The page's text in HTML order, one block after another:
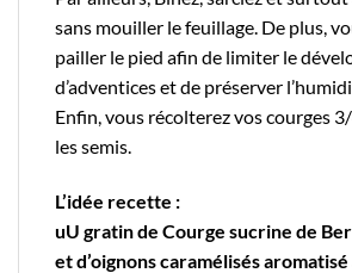
sans mouiller le feuillage. De plus,
pailler le pied afin de limiter le
d’adventices et de préserver
Enfin, vous récolterez vos courges
les semis.
L’idée recette :
uU gratin de Courge sucrine de
et d’oignonscaramélisés aromatisé